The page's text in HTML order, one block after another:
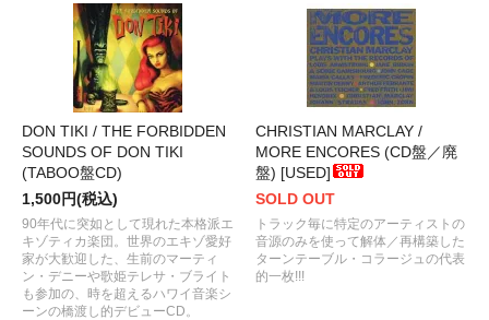
DON TIKI / THE FORBIDDEN
SOUNDS OF DON TIKI
(TABOO盤CD)
1,500円(税込)
90年代に突如として現れた本格派エ
キゾティカ楽団。世界のエキゾ愛好
家が大歓迎した、生前のマーティ
ン・デニーや歌姫テレサ・ブライト
も参加の、時を超えるハワイ音楽シ
ーンの橋渡し的デビューCD。
CHRISTIAN MARCLAY /
MORE ENCORES (CD盤／廃
盤) [USED]
SOLD OUT
トラック毎に特定のアーティストの
音源のみを使って解体／再構築した
ターンテーブル・コラージュの代表
的一枚!!!